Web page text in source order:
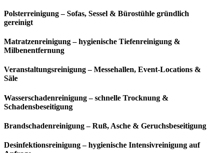
Polsterreinigung – Sofas, Sessel & Bürostühle gründlich
gereinigt
Matratzenreinigung – hygienische Tiefenreinigung &
Milbenentfernung
Veranstaltungsreinigung – Messehallen, Event-Locations &
Säle
Wasserschadenreinigung – schnelle Trocknung &
Schadensbeseitigung
Brandschadenreinigung – Ruß, Asche & Geruchsbeseitigung
Desinfektionsreinigung – hygienische Intensivreinigung auf